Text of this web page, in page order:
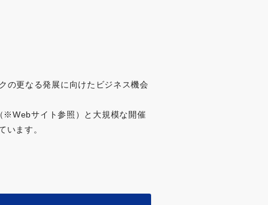
の更なる発展に向けたビジネス機会
※Webサイト参照）と大規模な開催
います。